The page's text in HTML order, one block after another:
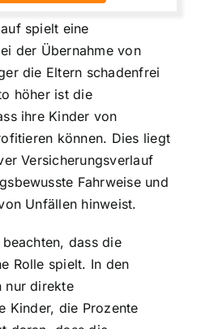
spielt eine
der Übernahme von
die Eltern schadenfrei
höher ist die
ihre Kinder von
können. Dies liegt
Versicherungsverlauf
Fahrweise und
Unfällen hinweist.
dass die
Rolle spielt. In den
nur direkte
Kinder, die Prozente